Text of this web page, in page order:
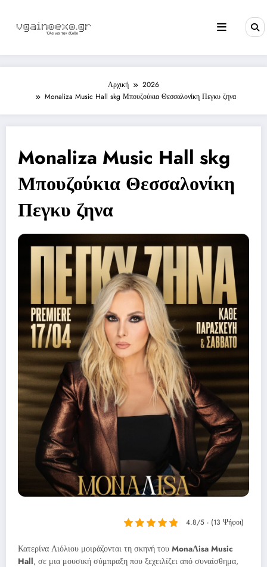
content
Αρχική
2026
Monaliza Music Hall skg Μπουζούκια Θεσσαλονίκη Πεγκυ ζηνα
Monaliza Music Hall skg
Μπουζούκια Θεσσαλονίκη
Πεγκυ ζηνα
4.8/5 - (13 Ψήφοι)
Κατερίνα Λιόλιου μοιράζονται τη σκηνή του MonaΛisa Music
Hall, σε μια μουσική σύμπραξη που ξεχειλίζει από συναίσθημα,